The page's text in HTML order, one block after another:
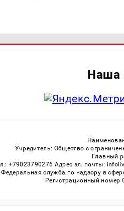
Наша
Учредитель: Общество с
Главный
+79023790276 Адрес эл. почты:
служба по надзору в
Регистрационный